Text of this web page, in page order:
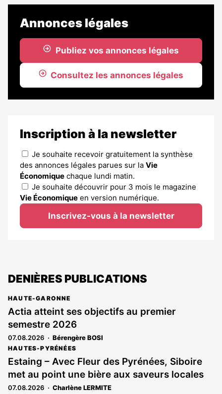
Annonces légales
Publiez vos annonces légales
Consultez les annonces légales
Inscription à la newsletter
Je souhaite recevoir gratuitement la synthèse
des annonces légales parues sur la Vie
Économique chaque lundi matin.
Je souhaite découvrir pour 3 mois le magazine
Vie Économique en version numérique.
Inscrivez-vous à la newsletter
DENIÈRES PUBLICATIONS
HAUTE-GARONNE
Actia atteint ses objectifs au premier
semestre 2026
07.08.2026 Bérengère BOSI
HAUTES-PYRÉNÉES
Estaing – Avec Fleur des Pyrénées, Siboire
met au point une bière aux saveurs locales
07.08.2026 Charlène LERMITE